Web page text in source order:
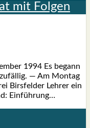
mit Fol­gen
1994 Es begann
— Am Mon­tag
Birs­fel­der Leh­rer ein
Ein­füh­rung…